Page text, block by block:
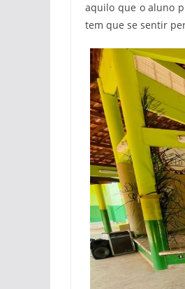
aquilo que o aluno
tem que se sentir